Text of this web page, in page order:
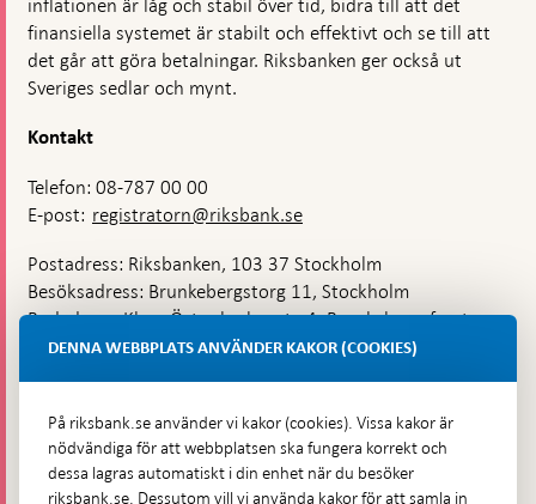
inflationen är låg och stabil över tid, bidra till att det
finansiella systemet är stabilt och effektivt och se till att
det går att göra betalningar. Riksbanken ger också ut
Sveriges sedlar och mynt.
Kontakt
Telefon: 08-787 00 00
E-post: registratorn@riksbank.se
Postadress: Riksbanken, 103 37 Stockholm
Besöksadress: Brunkebergstorg 11, Stockholm
Budadress: Klara Östra kyrkogata 4, Brunkebergsfaret,
Lastplats 6
Hitta direkt
DENNA WEBBPLATS ANVÄNDER KAKOR (COOKIES)
På riksbank.se använder vi kakor (cookies). Vissa kakor är
nödvändiga för att webbplatsen ska fungera korrekt och
dessa lagras automatiskt i din enhet när du besöker
riksbank.se. Dessutom vill vi använda kakor för att samla in